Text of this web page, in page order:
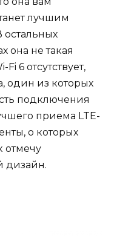
лучшим
она не такая
6 отсутствует,
один из которых
подключения
приема LTE-
о которых
отмечу
дизайн.